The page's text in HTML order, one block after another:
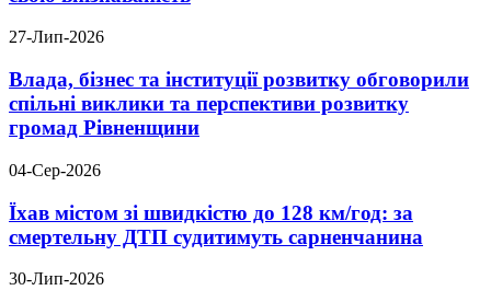
27-Лип-2026
Влада, бізнес та інституції розвитку обговорили
спільні виклики та перспективи розвитку
громад Рівненщини
04-Сер-2026
Їхав містом зі швидкістю до 128 км/год: за
смертельну ДТП судитимуть сарненчанина
30-Лип-2026